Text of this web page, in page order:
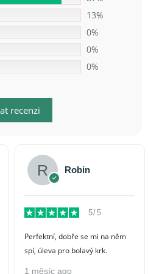
13%
0%
0%
0%
recenzi
Robin
5/5
Perfektní, dobře se mi na něm
spí, úleva pro bolavý krk.
1 měsíc ago